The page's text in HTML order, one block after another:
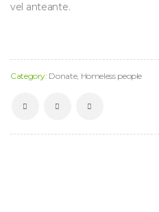
vel anteante.
Category: Donate, Homeless people